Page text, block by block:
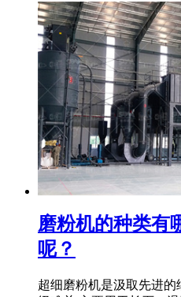
磨粉机的种类有
呢？
超细磨粉机是汲取先进